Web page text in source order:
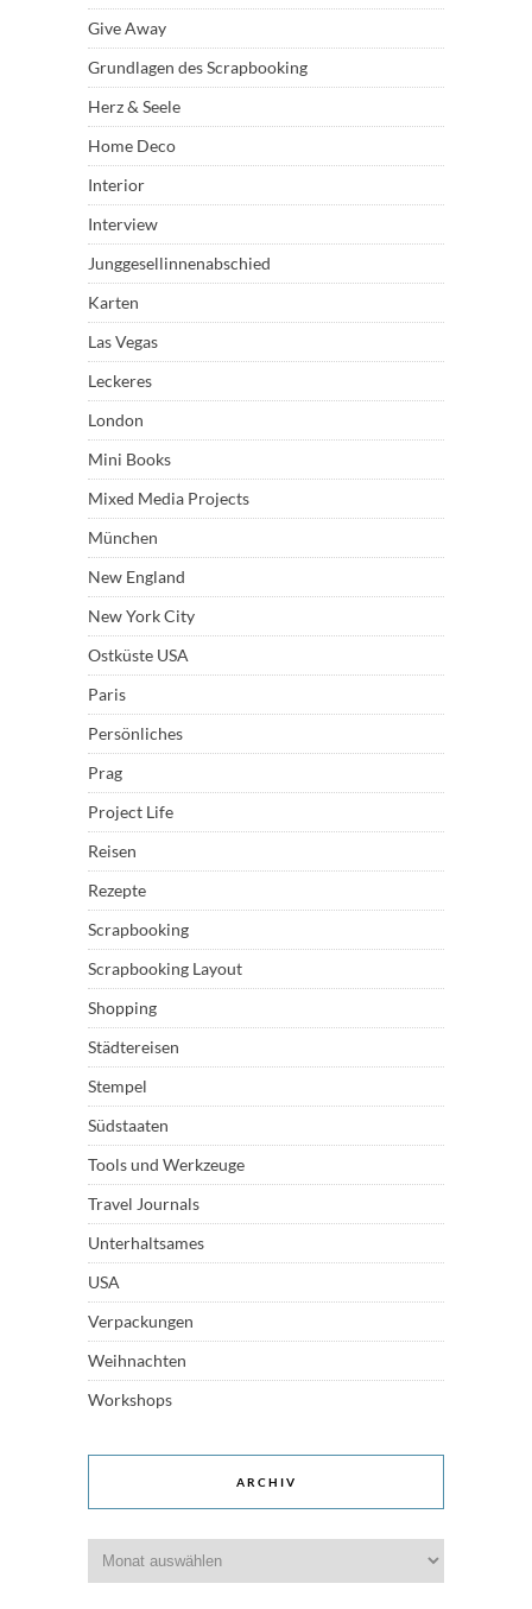
Give Away
Grundlagen des Scrapbooking
Herz & Seele
Home Deco
Interior
Interview
Junggesellinnenabschied
Karten
Las Vegas
Leckeres
London
Mini Books
Mixed Media Projects
München
New England
New York City
Ostküste USA
Paris
Persönliches
Prag
Project Life
Reisen
Rezepte
Scrapbooking
Scrapbooking Layout
Shopping
Städtereisen
Stempel
Südstaaten
Tools und Werkzeuge
Travel Journals
Unterhaltsames
USA
Verpackungen
Weihnachten
Workshops
ARCHIV